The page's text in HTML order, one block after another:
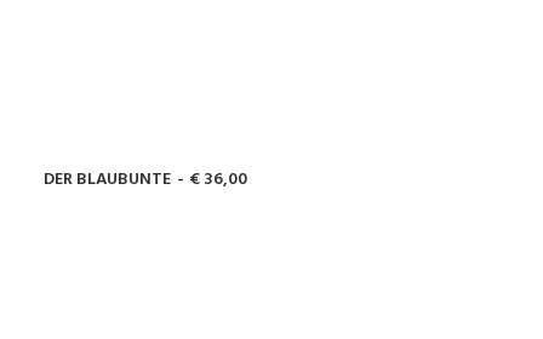
WEITERLESEN
DER BLAUBUNTE €36,00